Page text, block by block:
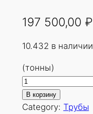
197 500,00 ₽
10.432 в наличии
(тонны)
К
о
л
В корзину
Category: Трубы